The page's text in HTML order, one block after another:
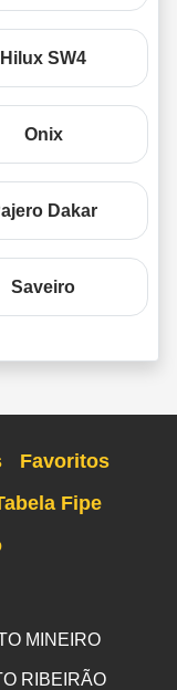
Hilux SW4
Onix
Dakar
Saveiro
Favoritos
Fipe
MINEIRO
RIBEIRÃO